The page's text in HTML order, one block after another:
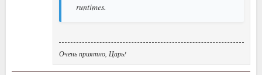
runtimes.
Очень приятно, Царь!